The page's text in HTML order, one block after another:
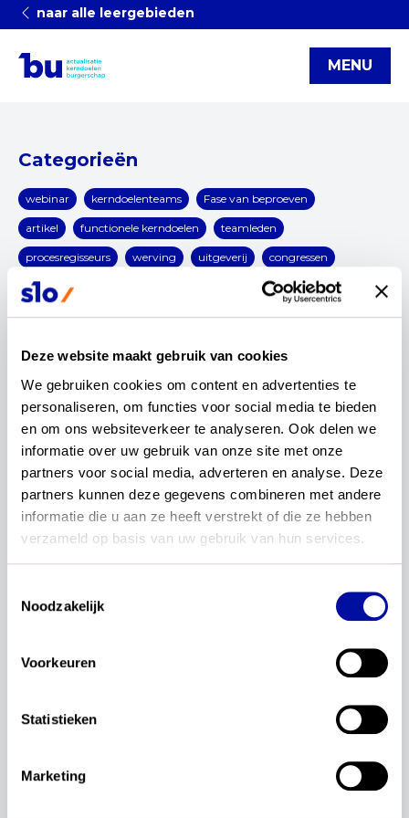
Deze website maakt gebruik van cookies
We gebruiken cookies om content en advertenties te
personaliseren, om functies voor social media te bieden
en om ons websiteverkeer te analyseren. Ook delen we
informatie over uw gebruik van onze site met onze
partners voor social media, adverteren en analyse. Deze
partners kunnen deze gegevens combineren met andere
informatie die u aan ze heeft verstrekt of die ze hebben
verzameld op basis van uw gebruik van hun services.
Noodzakelijk
Voorkeuren
Statistieken
Marketing
naar alle leergebieden
MENU
procesregisseurs
1–1 van 1 artikelen
SLO zoekt procesregisseurs voor
van vijf leergebieden
kerndoelen van de vijf overige leergebieden. We
werving
Categorieën
webinar kerndoelenteams Fase van beproeven
artikel functionele kerndoelen teamleden
procesregisseurs werving uitgeverij congressen
interview burgerschap
digitale geletterdheid OCW rekenen en wiskunde